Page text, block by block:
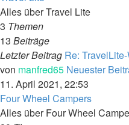
Alles über Travel Lite
3 Themen
13 Beiträge
Letzter Beitrag Re:
von manfred65 Neuester
11. April 2021, 22:53
Four Wheel Campers
Alles über Four Wheel